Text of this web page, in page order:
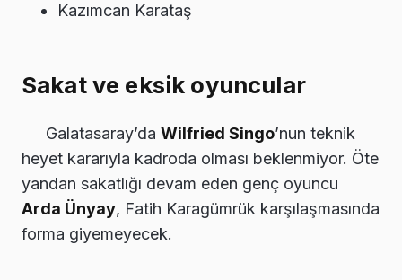
Kazımcan Karataş
Sakat ve eksik oyuncular
Galatasaray’da Wilfried Singo’nun teknik
heyet kararıyla kadroda olması beklenmiyor. Öte
yandan sakatlığı devam eden genç oyuncu
Arda Ünyay, Fatih Karagümrük karşılaşmasında
forma giyemeyecek.